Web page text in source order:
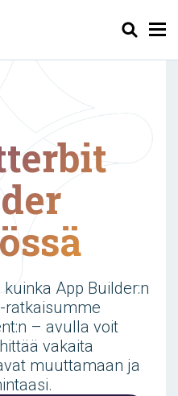
Haku
App Builder:n
ratkaisumme
– avulla voit
vakaita
muuttamaan ja